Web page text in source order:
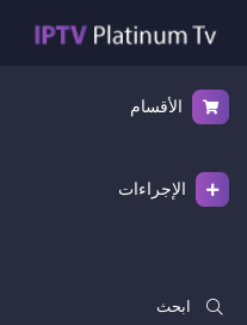
الأقسام
الإجراءات